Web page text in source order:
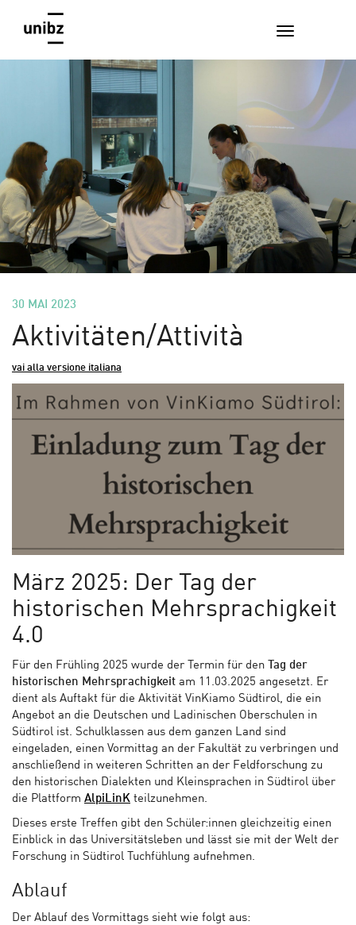
30 MAI 2023
Aktivitäten/Attività
vai alla versione italiana
März 2025: Der Tag der
historischen Mehrsprachigkeit
4.0
Für den Frühling 2025 wurde der Termin für den Tag der
historischen Mehrsprachigkeit am 11.03.2025 angesetzt. Er
dient als Auftakt für die Aktivität VinKiamo Südtirol, die ein
Angebot an die Deutschen und Ladinischen Oberschulen in
Südtirol ist. Schulklassen aus dem ganzen Land sind
eingeladen, einen Vormittag an der Fakultät zu verbringen und
anschließend in weiteren Schritten an der Feldforschung zu
den historischen Dialekten und Kleinsprachen in Südtirol über
die Plattform AlpiLinK teilzunehmen.
Dieses erste Treffen gibt den Schüler:innen gleichzeitig einen
Einblick in das Universitätsleben und lässt sie mit der Welt der
Forschung in Südtirol Tuchfühlung aufnehmen.
Ablauf
Der Ablauf des Vormittags sieht wie folgt aus: